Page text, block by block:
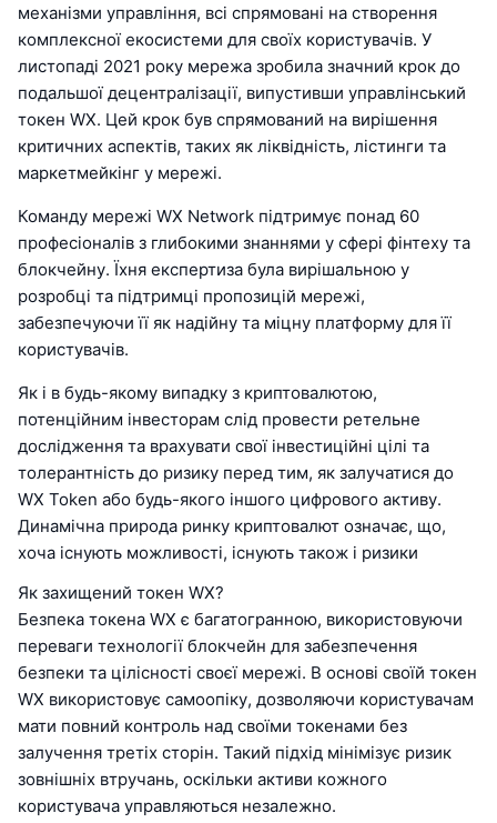
механізми управління, всі спрямовані на створення
комплексної екосистеми для своїх користувачів. У
листопаді 2021 року мережа зробила значний крок до
подальшої децентралізації, випустивши управлінський
токен WX. Цей крок був спрямований на вирішення
критичних аспектів, таких як ліквідність, лістинги та
маркетмейкінг у мережі.
Команду мережі WX Network підтримує понад 60
професіоналів з глибокими знаннями у сфері фінтеху та
блокчейну. Їхня експертиза була вирішальною у
розробці та підтримці пропозицій мережі,
забезпечуючи її як надійну та міцну платформу для її
користувачів.
Як і в будь-якому випадку з криптовалютою,
потенційним інвесторам слід провести ретельне
дослідження та врахувати свої інвестиційні цілі та
толерантність до ризику перед тим, як залучатися до
WX Token або будь-якого іншого цифрового активу.
Динамічна природа ринку криптовалют означає, що,
хоча існують можливості, існують також і ризики
Як захищений токен WX?
Безпека токена WX є багатогранною, використовуючи
переваги технології блокчейн для забезпечення
безпеки та цілісності своєї мережі. В основі своїй токен
WX використовує самоопіку, дозволяючи користувачам
мати повний контроль над своїми токенами без
залучення третіх сторін. Такий підхід мінімізує ризик
зовнішніх втручань, оскільки активи кожного
користувача управляються незалежно.